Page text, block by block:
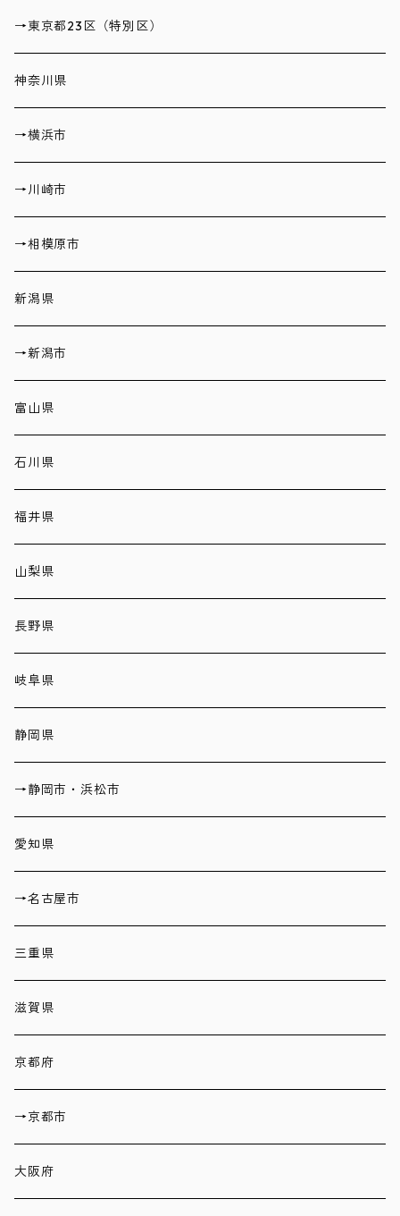
→東京都23区（特別区）
神奈川県
→横浜市
→川崎市
→相模原市
新潟県
→新潟市
富山県
石川県
福井県
山梨県
長野県
岐阜県
静岡県
→静岡市・浜松市
愛知県
→名古屋市
三重県
滋賀県
京都府
→京都市
大阪府